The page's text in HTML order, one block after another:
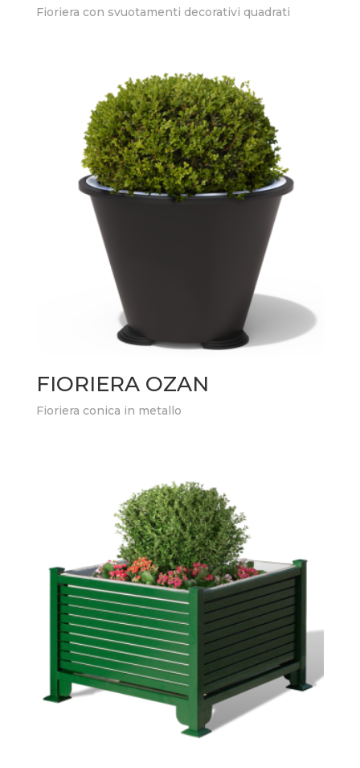
Fioriera con svuotamenti decorativi quadrati
FIORIERA OZAN
Fioriera conica in metallo